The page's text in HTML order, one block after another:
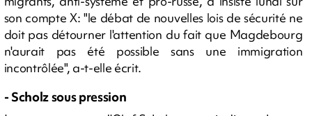
son compte X: "le débat de nouvelles lois de sécurité ne
doit pas détourner l'attention du fait que Magdebourg
n'aurait pas été possible sans une immigration
incontrôlée", a-t-elle écrit.
- Scholz sous pression